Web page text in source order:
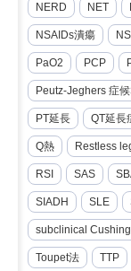
NERD NET
NSAIDs潰瘍
PaO2 PCP
Peutz-Jeghers 症
PT延長 QT延長
Q熱 Restless
RSI SAS
SIADH SLE
subclinical
Toupet法 TTP